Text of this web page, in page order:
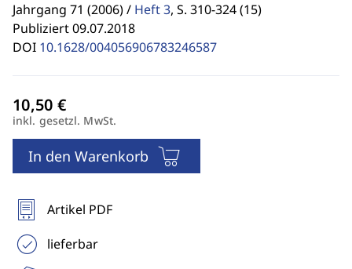
Jahrgang 71 (2006) / Heft 3, S. 310-324 (15)
Publiziert 09.07.2018
DOI 10.1628/004056906783246587
inkl. gesetzl. MwSt.
In den Warenkorb
Artikel PDF
lieferbar